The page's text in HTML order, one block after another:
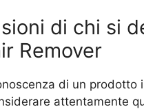
di chi si
Remover
di un prodotto
attentamente